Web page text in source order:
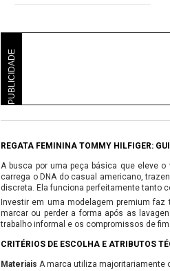
PUBLICIDADE
REGATA FEMININA TOMMY HILFIGER:
A busca por uma peça básica que eleve
carrega o DNA do casual americano,
discreta. Ela funciona perfeitamente tanto
Investir em uma modelagem premium
marcar ou perder a forma após as
trabalho informal e os compromissos de
CRITÉRIOS DE ESCOLHA E ATRIBUTOS
Materiais A marca utiliza majoritariamente